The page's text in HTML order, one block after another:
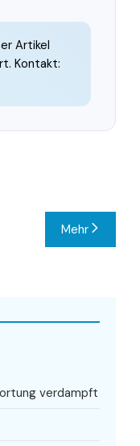
Artikel
Kontakt:
Mehr
verdampft